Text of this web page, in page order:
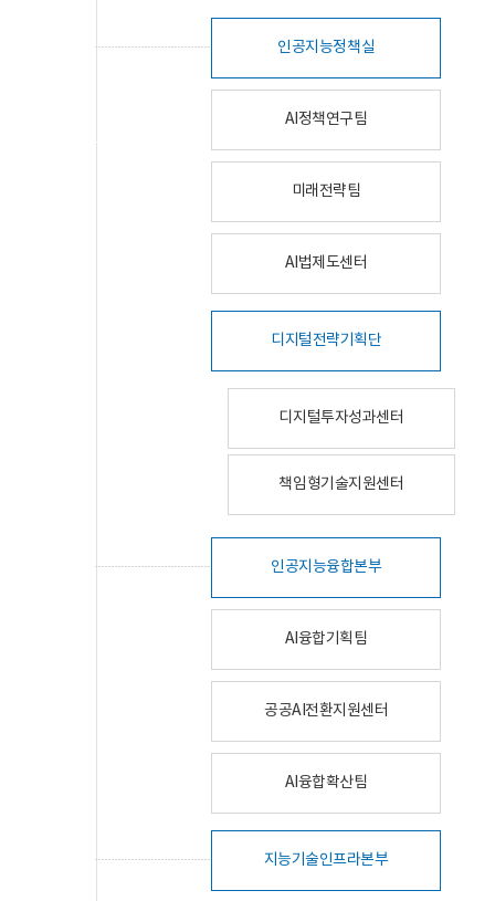
인공지능정책실
AI정책연구팀
미래전략팀
AI법제도센터
디지털전략기획단
디지털투자성과센터
책임형기술지원센터
인공지능융합본부
AI융합기획팀
공공AI전환지원센터
AI융합확산팀
지능기술인프라본부